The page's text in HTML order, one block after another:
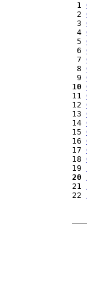
1
2
3
4
5
6
7
8
9
10
11
12
13
14
15
16
17
18
19
20
21
22